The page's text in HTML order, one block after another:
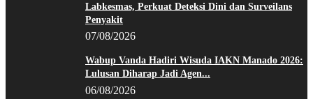
Labkesmas, Perkuat Deteksi Dini dan Surveilans
Penyakit
07/08/2026
Wabup Vanda Hadiri Wisuda IAKN Manado 2026:
Lulusan Diharap Jadi Agen...
06/08/2026